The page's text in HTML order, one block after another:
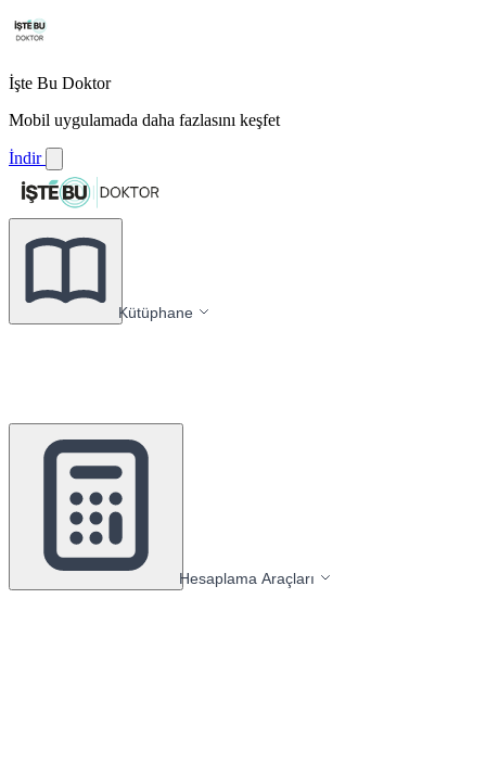
İşte Bu Doktor
Mobil uygulamada daha fazlasını keşfet
İndir
Kütüphane
Hesaplama Araçları